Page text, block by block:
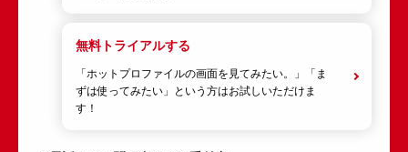
無料トライアルする
「ホットプロファイルの画面を見てみたい。」「ま
ずは使ってみたい」という方はお試しいただけま
す！